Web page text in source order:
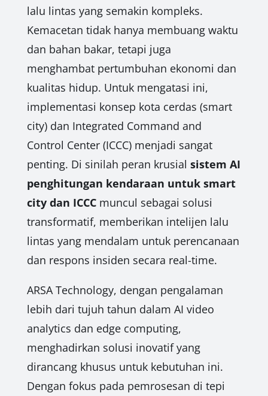
lalu lintas yang semakin kompleks.
Kemacetan tidak hanya membuang waktu
dan bahan bakar, tetapi juga
menghambat pertumbuhan ekonomi dan
kualitas hidup. Untuk mengatasi ini,
implementasi konsep kota cerdas (smart
city) dan Integrated Command and
Control Center (ICCC) menjadi sangat
penting. Di sinilah peran krusial sistem AI
penghitungan kendaraan untuk smart
city dan ICCCmuncul sebagai solusi
transformatif, memberikan intelijen lalu
lintas yang mendalam untuk perencanaan
dan respons insiden secara real-time.
ARSA Technology, dengan pengalaman
lebih dari tujuh tahun dalam AI video
analytics dan edge computing,
menghadirkan solusi inovatif yang
dirancang khusus untuk kebutuhan ini.
Dengan fokus pada pemrosesan di tepi